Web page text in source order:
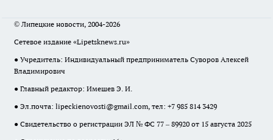
© Липецкие новости, 2004-2026
Сетевое издание «Lipetsknews.ru»
● Учредитель: Индивидуальный предприниматель Суворов Алексей
Владимирович
● Главный редактор: Имешев Э. И.
● Эл.почта: lipeckienovosti@gmail.com, тел: +7 985 814 3429
● Свидетельство о регистрации ЭЛ № ФС 77 – 89920 от 15 августа 2025